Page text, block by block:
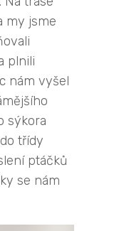
my jsme
plnili
nám vyšel
sýkora
třídy
ptáčků
se nám